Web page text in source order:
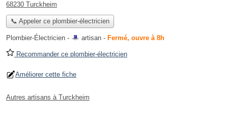
68230 Turckheim
📞 Appeler ce plombier-électricien
Plombier-Électricien - artisan - Fermé, ouvre à 8h
Recommander ce plombier-électricien
Améliorer cette fiche
Autres artisans à Turckheim